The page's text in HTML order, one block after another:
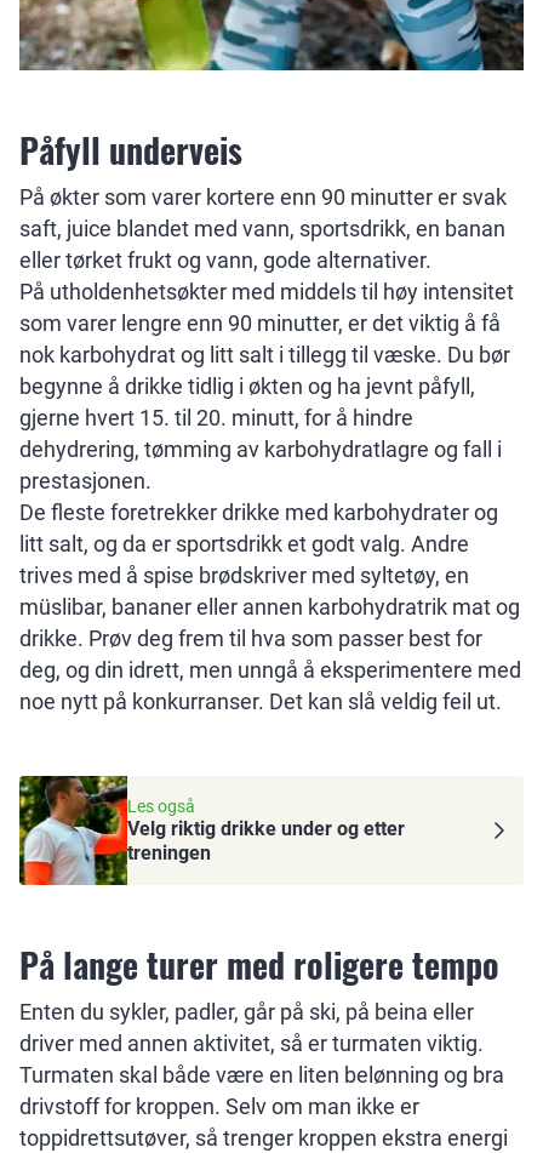
Påfyll underveis
På økter som varer kortere enn 90 minutter er svak
saft, juice blandet med vann, sportsdrikk, en banan
eller tørket frukt og vann, gode alternativer.
På utholdenhetsøkter med middels til høy intensitet
som varer lengre enn 90 minutter, er det viktig å få
nok karbohydrat og litt salt i tillegg til væske. Du bør
begynne å drikke tidlig i økten og ha jevnt påfyll,
gjerne hvert 15. til 20. minutt, for å hindre
dehydrering, tømming av karbohydratlagre og fall i
prestasjonen.
De fleste foretrekker drikke med karbohydrater og
litt salt, og da er sportsdrikk et godt valg. Andre
trives med å spise brødskriver med syltetøy, en
müslibar, bananer eller annen karbohydratrik mat og
drikke. Prøv deg frem til hva som passer best for
deg, og din idrett, men unngå å eksperimentere med
noe nytt på konkurranser. Det kan slå veldig feil ut.
Les også
Velg riktig drikke under og etter
treningen
På lange turer med roligere tempo
Enten du sykler, padler, går på ski, på beina eller
driver med annen aktivitet, så er turmaten viktig.
Turmaten skal både være en liten belønning og bra
drivstoff for kroppen. Selv om man ikke er
toppidrettsutøver, så trenger kroppen ekstra energi